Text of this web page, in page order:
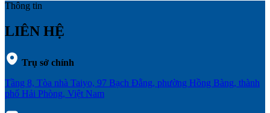
Thông tin
LIÊN HỆ
Trụ sở chính
Tầng 8, Tòa nhà Taiyo, 97 Bạch Đằng, phường Hồng Bàng, thành
phố Hải Phòng, Việt Nam